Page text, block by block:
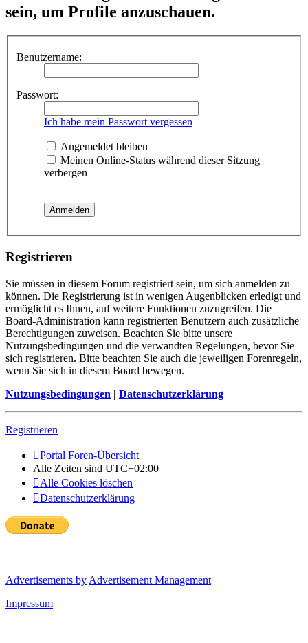
sein, um Profile anzuschauen.
Benutzername:
Passwort:
Ich habe mein Passwort vergessen
Angemeldet bleiben
Meinen Online-Status während dieser Sitzung
verbergen
Registrieren
Sie müssen in diesem Forum registriert sein, um sich anmelden zu
können. Die Registrierung ist in wenigen Augenblicken erledigt und
ermöglicht es Ihnen, auf weitere Funktionen zuzugreifen. Die
Board-Administration kann registrierten Benutzern auch zusätzliche
Berechtigungen zuweisen. Beachten Sie bitte unsere
Nutzungsbedingungen und die verwandten Regelungen, bevor Sie
sich registrieren. Bitte beachten Sie auch die jeweiligen Forenregeln,
wenn Sie sich in diesem Board bewegen.
Nutzungsbedingungen | Datenschutzerklärung
Registrieren
Portal Foren-Übersicht
Alle Zeiten sind UTC+02:00
Alle Cookies löschen
Datenschutzerklärung
Advertisements by Advertisement Management
Impressum